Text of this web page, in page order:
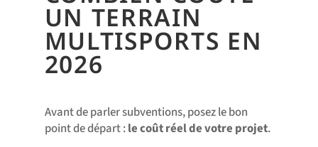
UN TERRAIN
MULTISPORTS EN
2026
Avant de parler subventions, posez le bon
point de départ :le coût réel de votre projet.